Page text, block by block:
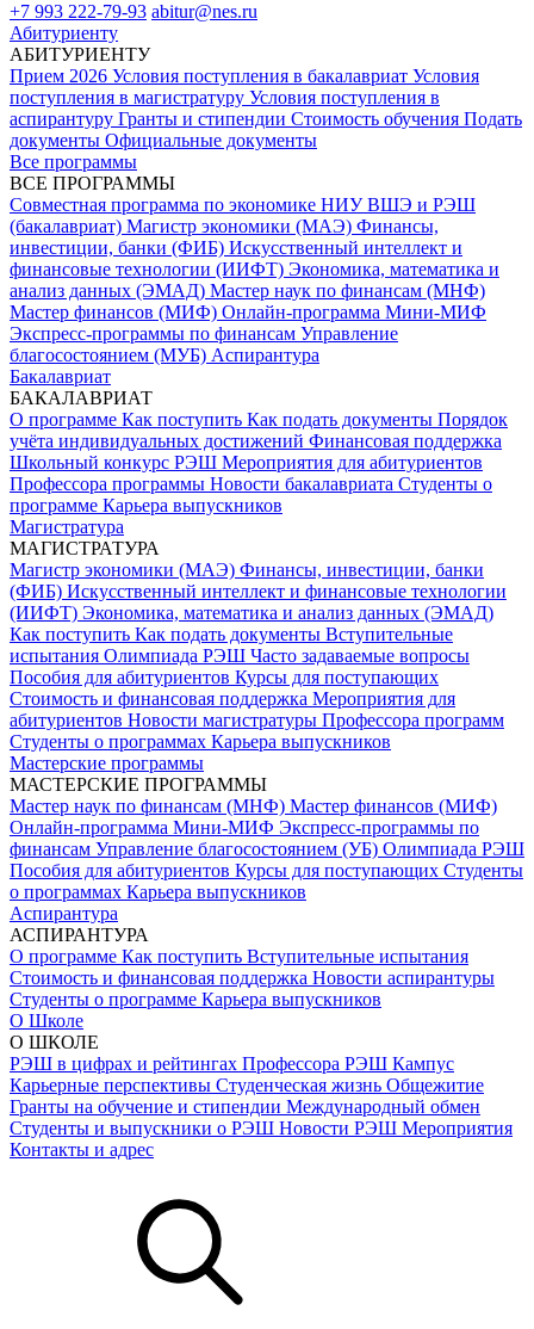
+7 993 222-79-93 abitur@nes.ru
Абитуриенту
АБИТУРИЕНТУ
Прием 2026 Условия поступления в бакалавриат Условия
поступления в магистратуру Условия поступления в
аспирантуру Гранты и стипендии Стоимость обучения Подать
документы Официальные документы
Все программы
ВСЕ ПРОГРАММЫ
Совместная программа по экономике НИУ ВШЭ и РЭШ
(бакалавриат) Магистр экономики (МАЭ) Финансы,
инвестиции, банки (ФИБ) Искусственный интеллект и
финансовые технологии (ИИФТ) Экономика, математика и
анализ данных (ЭМАД) Мастер наук по финансам (МНФ)
Мастер финансов (МИФ) Онлайн-программа Мини-МИФ
Экспресс-программы по финансам Управление
благосостоянием (МУБ) Аспирантура
Бакалавриат
БАКАЛАВРИАТ
О программе Как поступить Как подать документы Порядок
учёта индивидуальных достижений Финансовая поддержка
Школьный конкурс РЭШ Мероприятия для абитуриентов
Профессора программы Новости бакалавриата Студенты о
программе Карьера выпускников
Магистратура
МАГИСТРАТУРА
Магистр экономики (МАЭ) Финансы, инвестиции, банки
(ФИБ) Искусственный интеллект и финансовые технологии
(ИИФТ) Экономика, математика и анализ данных (ЭМАД)
Как поступить Как подать документы Вступительные
испытания Олимпиада РЭШ Часто задаваемые вопросы
Пособия для абитуриентов Курсы для поступающих
Стоимость и финансовая поддержка Мероприятия для
абитуриентов Новости магистратуры Профессора программ
Студенты о программах Карьера выпускников
Мастерские программы
МАСТЕРСКИЕ ПРОГРАММЫ
Мастер наук по финансам (МНФ) Мастер финансов (МИФ)
Онлайн-программа Мини-МИФ Экспресс-программы по
финансам Управление благосостоянием (УБ) Олимпиада РЭШ
Пособия для абитуриентов Курсы для поступающих Студенты
о программах Карьера выпускников
Аспирантура
АСПИРАНТУРА
О программе Как поступить Вступительные испытания
Стоимость и финансовая поддержка Новости аспирантуры
Студенты о программе Карьера выпускников
О Школе
О ШКОЛЕ
РЭШ в цифрах и рейтингах Профессора РЭШ Кампус
Карьерные перспективы Студенческая жизнь Общежитие
Гранты на обучение и стипендии Международный обмен
Студенты и выпускники о РЭШ Новости РЭШ Мероприятия
Контакты и адрес